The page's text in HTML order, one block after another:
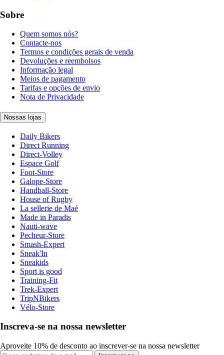
Sobre
Quem somos nós?
Contacte-nos
Termos e condições gerais de venda
Devoluções e reembolsos
Informação legal
Meios de pagamento
Tarifas e opções de envio
Nota de Privacidade
Nossas lojas
Daily Bikers
Direct Running
Direct-Volley
Espace Golf
Foot-Store
Galope-Store
Handball-Store
House of Rugby
La sellerie de Maé
Made in Paradis
Nauti-wave
Pecheur-Store
Smash-Expert
Sneak'In
Sneakids
Sport is good
Training-Fit
Trek-Expert
TripNBikers
Vélo-Store
Inscreva-se na nossa newsletter
Aproveite 10% de desconto ao inscrever-se na nossa newsletter